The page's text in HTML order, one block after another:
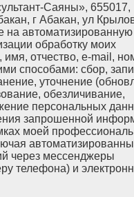
Саяны», 655017,
г Абакан, ул
на автоматизированную
обработку моих
отчество, e-mail,
способами: сбор,
уточнение
обезличивание,
персональных
запрошенной
моей
через мессенджеры
телефона) и